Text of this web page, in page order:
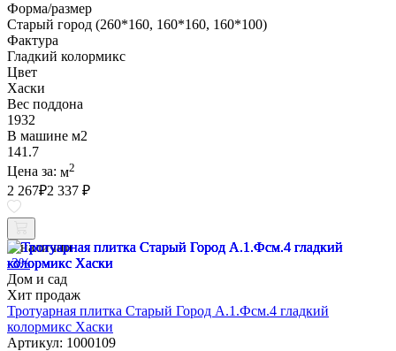
Форма/размер
Старый город (260*160, 160*160, 160*100)
Фактура
Гладкий колормикс
Цвет
Хаски
Вес поддона
1932
В машине м2
141.7
Цена за: м2
2 267₽2 337 ₽
В наличии
-3%
Дом и сад
Хит продаж
Тротуарная плитка Старый Город А.1.Фсм.4 гладкий
колормикс Хаски
Артикул: 1000109